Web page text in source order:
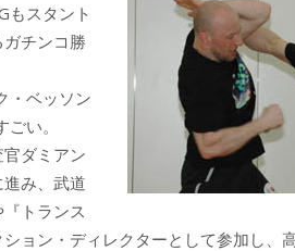
もスタント
チンコ勝
・ベッソン
い。
ダミアン
み、武道
トランス
ョン・ディレクターとして参加し、